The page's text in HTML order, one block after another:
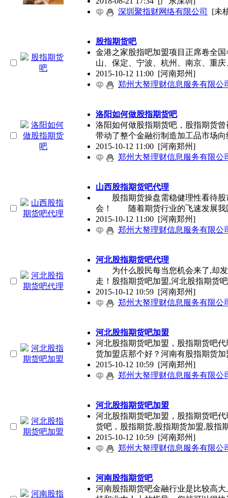
深圳聚指财网络有限公司
[未
股指期货吧
金港之家股指吧加盟项目正席卷全
山、保定、宁波、杭州、南京、重庆
2015-10-12 11:00 [河南郑州]
郑州大帑理财信息服务有限公
洛阳如何做股指期货吧
洛阳如何做股指期货吧，股指期货
带动了整个金融衍制造加工品市场向
2015-10-12 11:00 [河南郑州]
郑州大帑理财信息服务有限公
山西股指期货吧代理
股指期货操盘需稳健理性看待股
会！ 随着期货行业的飞速发展我
2015-10-12 11:00 [河南郑州]
郑州大帑理财信息服务有限公
河北股指期货吧代理
为什么股民每当您机会来了,却发
走！股指期货吧加盟,河北股指期货
2015-10-12 10:59 [河南郑州]
郑州大帑理财信息服务有限公
河北股指期货吧加盟
河北股指期货吧加盟，股指期货吧
货加盟店那个好？河南有股指期货加
2015-10-12 10:59 [河南郑州]
郑州大帑理财信息服务有限公
河北股指期货吧加盟
河北股指期货吧加盟，股指期货吧
货吧，股指期货,股指期货加盟,股指
2015-10-12 10:59 [河南郑州]
郑州大帑理财信息服务有限公
河南股指期货吧
河南股指期货吧金融行业是比较高